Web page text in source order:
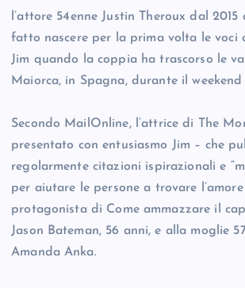
l’attore 54enne Justin Theroux dal 2015
fatto nascere per la prima volta le voci
Jim quando la coppia ha trascorso le
Maiorca, in Spagna, durante il
Secondo MailOnline, l’attrice di The
presentato con entusiasmo Jim – che
regolarmente citazioni ispirazionali e
per aiutare le persone a trovare
protagonista di Come ammazzare il
Jason Bateman, 56 anni, e alla moglie
Amanda Anka.